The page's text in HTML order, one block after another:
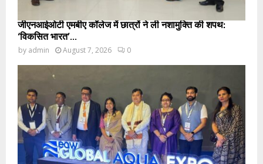
जीएनआईओटी एमबीए कॉलेज में छात्रों ने ली नशामुक्ति की शपथ:
‘विकसित भारत’...
by admin August 7, 2026 0